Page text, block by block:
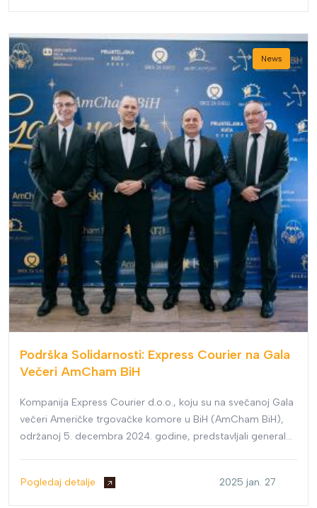
News
Podrška Solidarnosti: Express Courier na Gala
Večeri AmCham BiH
Kompanija Express Courier d.o.o., koju su na svečanoj Gala
večeri Američke trgovačke komore u BiH (AmCham BiH),
održanoj 5. decembra 2024. godine, predstavljali generalni
značajnog događaja.
Pogledaj detalje 2025 jan. 27